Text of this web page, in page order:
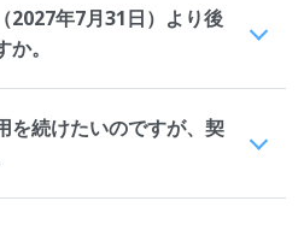
2027年7月31日）より後
。
を続けたいのですが、契